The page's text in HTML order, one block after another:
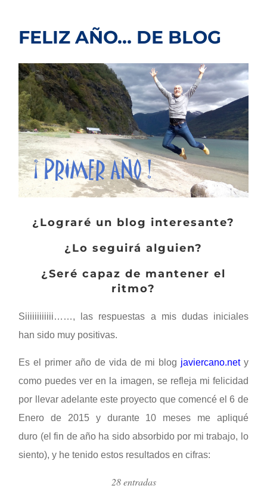
FELIZ AÑO… DE BLOG
¿Lograré un blog interesante?
¿Lo seguirá alguien?
¿Seré capaz de mantener el
ritmo?
Siiiiiiiiiiii……, las respuestas a mis dudas iniciales
han sido muy positivas.
Es el primer año de vida de mi blog javiercano.nety
como puedes ver en la imagen, se refleja mi felicidad
por llevar adelante este proyecto que comencé el 6 de
Enero de 2015 y durante 10 meses me apliqué
duro (el fin de año ha sido absorbido por mi trabajo, lo
siento), y he tenido estos resultados en cifras:
28 entradas